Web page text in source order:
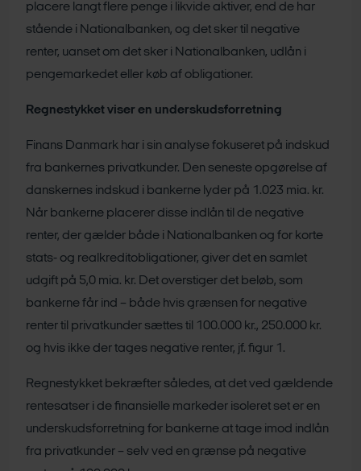
placere langt flere penge i likvide aktiver, end de har
stående i Nationalbanken, og det sker til negative
renter, uanset om det sker i Nationalbanken, udlån i
pengemarkedet eller køb af obligationer.
Regnestykket viser en underskudsforretning
Finans Danmark har i sin analyse fokuseret på indskud
fra bankernes privatkunder. Den seneste opgørelse af
danskernes indskud i bankerne lyder på 1.023 mia. kr.
Når bankerne placerer disse indlån til de negative
renter, der gælder både i Nationalbanken og for korte
stats- og realkreditobligationer, giver det en samlet
udgift på 5,0 mia. kr. Det overstiger det beløb, som
bankerne får ind – både hvis grænsen for negative
renter til privatkunder sættes til 100.000 kr., 250.000 kr.
og hvis ikke der tages negative renter, jf. figur 1.
Regnestykket bekræfter således, at det ved gældende
rentesatser i de finansielle markeder isoleret set er en
underskudsforretning for bankerne at tage imod indlån
fra privatkunder – selv ved en grænse på negative